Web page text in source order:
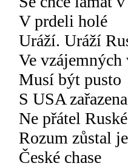
V prdeli holé
Uráží. Uráží
Ve vzájemných
Musí být pusto
S USA
Ne přátel
Rozum zůstal
České chase